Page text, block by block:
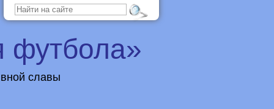
футбола»
славы